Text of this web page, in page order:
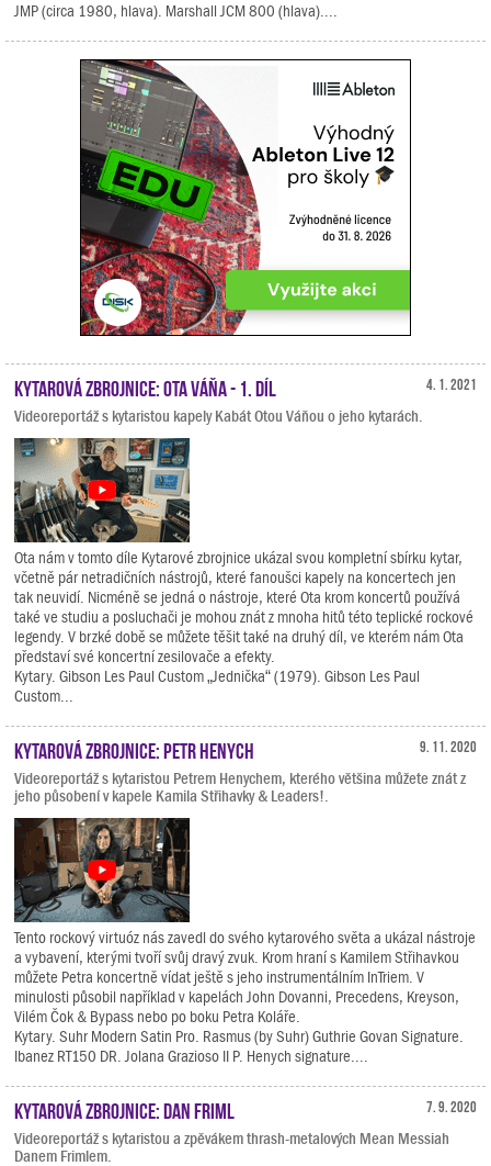
JMP (circa 1980, hlava). Marshall JCM 800 (hlava)....
4. 1. 2021
Kytarová zbrojnice: Ota Váňa - 1. díl
Videoreportáž s kytaristou kapely Kabát Otou Váňou o jeho kytarách.
Ota nám v tomto díle Kytarové zbrojnice ukázal svou kompletní sbírku kytar,
včetně pár netradičních nástrojů, které fanoušci kapely na koncertech jen
tak neuvidí. Nicméně se jedná o nástroje, které Ota krom koncertů používá
také ve studiu a posluchači je mohou znát z mnoha hitů této teplické rockové
legendy. V brzké době se můžete těšit také na druhý díl, ve kterém nám Ota
představí své koncertní zesilovače a efekty.
Kytary. Gibson Les Paul Custom „Jednička“ (1979). Gibson Les Paul
Custom...
9. 11. 2020
Kytarová zbrojnice: Petr Henych
Videoreportáž s kytaristou Petrem Henychem, kterého většina můžete znát z
jeho působení v kapele Kamila Střihavky & Leaders!.
Tento rockový virtuóz nás zavedl do svého kytarového světa a ukázal nástroje
a vybavení, kterými tvoří svůj dravý zvuk. Krom hraní s Kamilem Střihavkou
můžete Petra koncertně vídat ještě s jeho instrumentálním InTriem. V
minulosti působil například v kapelách John Dovanni, Precedens, Kreyson,
Vilém Čok & Bypass nebo po boku Petra Koláře.
Kytary. Suhr Modern Satin Pro. Rasmus (by Suhr) Guthrie Govan Signature.
Ibanez RT150 DR. Jolana Grazioso II P. Henych signature....
7. 9. 2020
Kytarová zbrojnice: Dan Friml
Videoreportáž s kytaristou a zpěvákem thrash-metalových Mean Messiah
Danem Frimlem.